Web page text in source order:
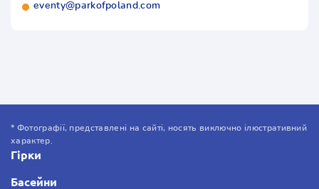
eventy@parkofpoland.com
* Фотографії, представлені на сайті, носять виключно ілюстративний
характер.
Гірки
Басейни